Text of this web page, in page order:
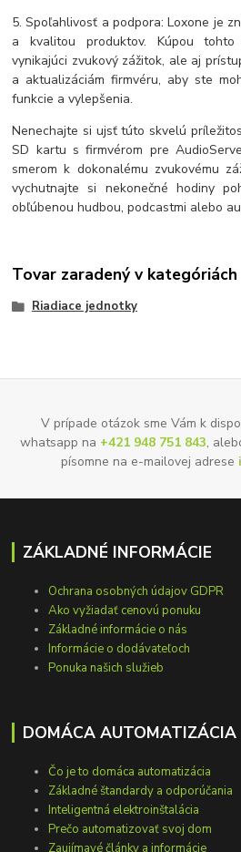
5. Spoľahlivosť a podpora: Loxone je
a kvalitou produktov. Kúpou
vynikajúci zvukový zážitok, ale aj
a aktualizáciám firmvéru, aby ste
funkcie a vylepšenia.
Nenechajte si ujsť túto skvelú
SD kartu s firmvérom pre
smerom k dokonalému zvukovému
vychutnajte si nekonečné hodiny
obľúbenou hudbou, podcastmi alebo
Tovar zaradený v kategóriách
Riadiace jednotky
V prípade otázok sme Vám k
whatsapp na +421 948 751 843,
písomne na e-mailovej adrese
ZÁKLADNÉ INFORMÁCIE
Ochrana osobných údajov GDPR
Ako vyžiadať cenovú ponuku
Základné informácie o nás
Informácie o dodávateľoch
Ponuka našich služieb
DOMÁCA AUTOMATIZÁCIA
Čo je to domáca automatizácia
Základné štandardy a odporúčania
Inteligentná elektroinštalácia
Prečo automatizovať svoj dom
Zaujímavé články a informácie